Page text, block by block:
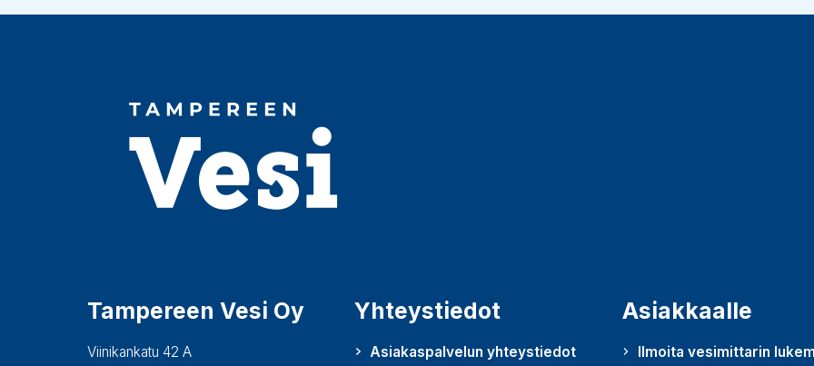
Tampereen Vesi Oy
Viinikankatu 42 A
Yhteystiedot
Asiakaspalvelun yhteystiedot
Asiakkaalle
Ilmoita vesimittarin